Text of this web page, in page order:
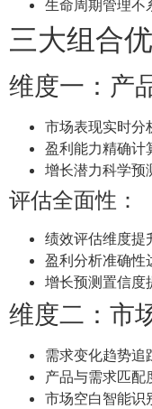
生命周期管理不
三大组合
维度一：产
市场表现实时分
盈利能力精确计
增长潜力科学预
评估全面性：
绩效评估维度提
盈利分析准确性
增长预测置信度
维度二：市
需求变化趋势追
产品与需求匹配
市场空白智能识